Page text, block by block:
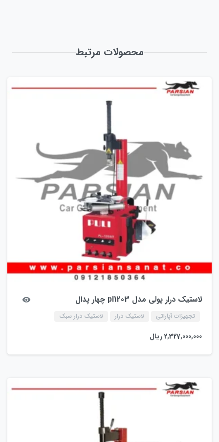
محصولات مرتبط
لاستیک درار پولی مدل pl1203 چهار پدال
تجهیزات آپاراتی لاستیک درار لاستیک درار سبک
2,327,000,000ریال